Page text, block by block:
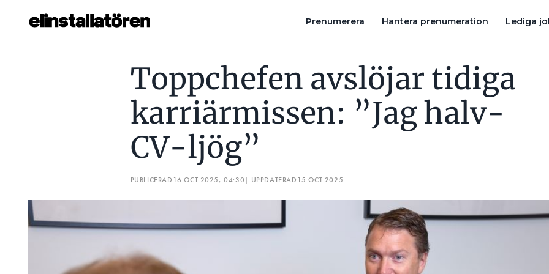
Prenumerera Hantera prenumeration Lediga
Hantera prenumeration
Läs E-tidningen
Personuppgifter
Toppchefen avslöjar tidiga
karriärmissen: ”Jag halv-
CV-ljög”
PUBLICERAD 16 OCT 2025, 04:30| UPPDATERAD 15 OCT 2025
TOPPCHEFEN AVSLÖJAR TIDIGA KARRIÄRMISSEN: ”JAG HALV-CV-LJÖG” COMFORT STÄNGER ÅRET MED ATT KÖPA UPP